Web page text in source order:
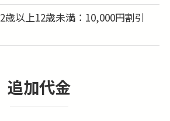
2歳以上12歳未満：10,000円割引
追加代金